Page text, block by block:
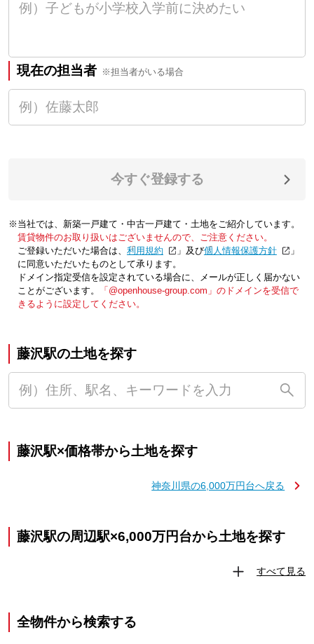
現在の担当者 ※担当者がいる場合
今すぐ登録する
※当社では、新築一戸建て・中古一戸建て・土地をご紹介しています。
賃貸物件のお取り扱いはございませんので、ご注意ください。
ご登録いただいた場合は、「利用規約 」及び「個人情報保護方針
」
に同意いただいたものとして承ります。
ドメイン指定受信を設定されている場合に、メールが正しく届かない
ことがございます。
「@openhouse-group.com」のドメインを受信で
きるように設定してください。
藤沢駅の土地を探す
藤沢駅×価格帯から土地を探す
神奈川県の6,000万円台へ戻る
藤沢駅の周辺駅×6,000万円台から土地を探す
すべて見る
全物件から検索する